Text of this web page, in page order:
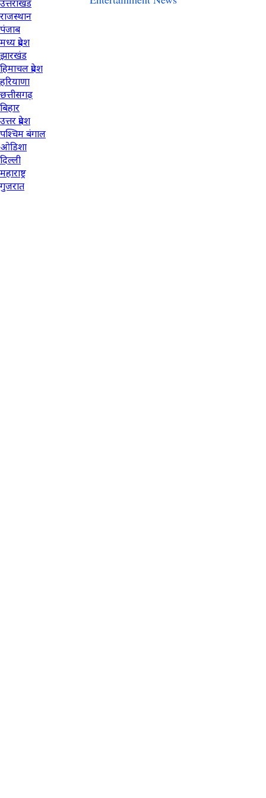
उत्तराखंड
राजस्थान
पंजाब
मध्य प्रदेश
झारखंड
हिमाचल प्रदेश
हरियाणा
छत्तीसगढ़
बिहार
उत्तर प्रदेश
पश्चिम बंगाल
ओडिशा
दिल्ली
महाराष्ट्र
गुजरात